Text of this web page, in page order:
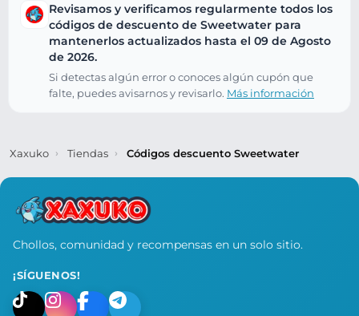
Revisamos y verificamos regularmente todos los
códigos de descuento de Sweetwater para
mantenerlos actualizados hasta el 09 de Agosto
de 2026.
Si detectas algún error o conoces algún cupón que
falte, puedes avisarnos y revisarlo. Más información
Xaxuko Tiendas Códigos descuento Sweetwater
Chollos, comunidad y recompensas en un solo sitio.
¡SÍGUENOS!